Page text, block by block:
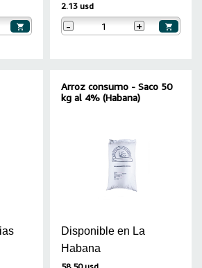
2.13 usd
- +
Arroz consumo - Saco 50
kg al 4% (Habana)
Disponible en La
Habana